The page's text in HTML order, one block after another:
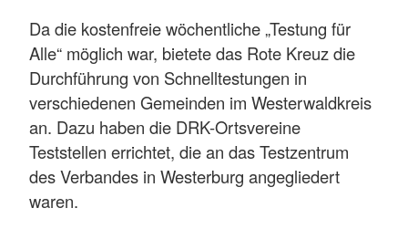
Da die kostenfreie wöchentliche „Testung für
Alle“ möglich war, bietete das Rote Kreuz die
Durchführung von Schnelltestungen in
verschiedenen Gemeinden im Westerwaldkreis
an. Dazu haben die DRK-Ortsvereine
Teststellen errichtet, die an das Testzentrum
des Verbandes in Westerburg angegliedert
waren.